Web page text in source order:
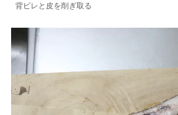
背ビレと皮を削ぎ取る